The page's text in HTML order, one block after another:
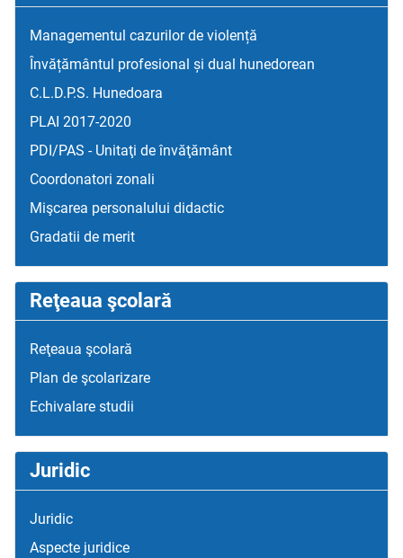
Managementul cazurilor de violență
Învățământul profesional și dual hunedorean
C.L.D.P.S. Hunedoara
PLAI 2017-2020
PDI/PAS - Unitaţi de învăţământ
Coordonatori zonali
Mişcarea personalului didactic
Gradatii de merit
Reţeaua şcolară
Reţeaua şcolară
Plan de şcolarizare
Echivalare studii
Juridic
Juridic
Aspecte juridice